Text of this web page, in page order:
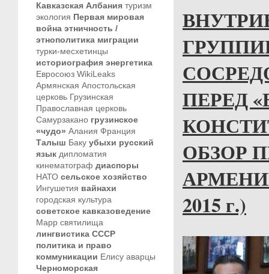
Кавказская Албания туризм
экология Первая мировая
война этничность /
этнополитика миграции
турки-месхетинцы
историография энергетика
Евросоюз WikiLeaks
Армянская Апостольская
церковь Грузинская
Православная церковь
Самурзакано грузинское
«чудо» Алания Франция
Талыш Баку убыхи русский
язык дипломатия
кинематограф диаспоры
НАТО сельское хозяйство
Ингушетия вайнахи
городская культура
советское кавказоведение
Марр святилища
лингвистика СССР
политика и право
коммуникации Елису аварцы
Черноморская
ПЕРЕД
ОБЗОР
2015 г.)